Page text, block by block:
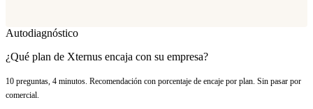
Autodiagnóstico
¿Qué plan de Xternus encaja con su empresa?
10 preguntas, 4 minutos. Recomendación con porcentaje de encaje por plan. Sin pasar por
comercial.